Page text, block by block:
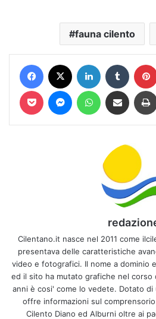
fauna cilento
Facebook LinkedIn Tumblr
Pocket MessengerWhatsAppCondividi via mail
Cilentano.it nasce nel 2011 come
presentava delle caratteristiche
video e fotografici. Il nome a dominio
ed il sito ha mutato grafiche nel
anni è cosi' come lo vedete. Dotato
offre informazioni sul
Cilento Diano ed Alburni oltre ai